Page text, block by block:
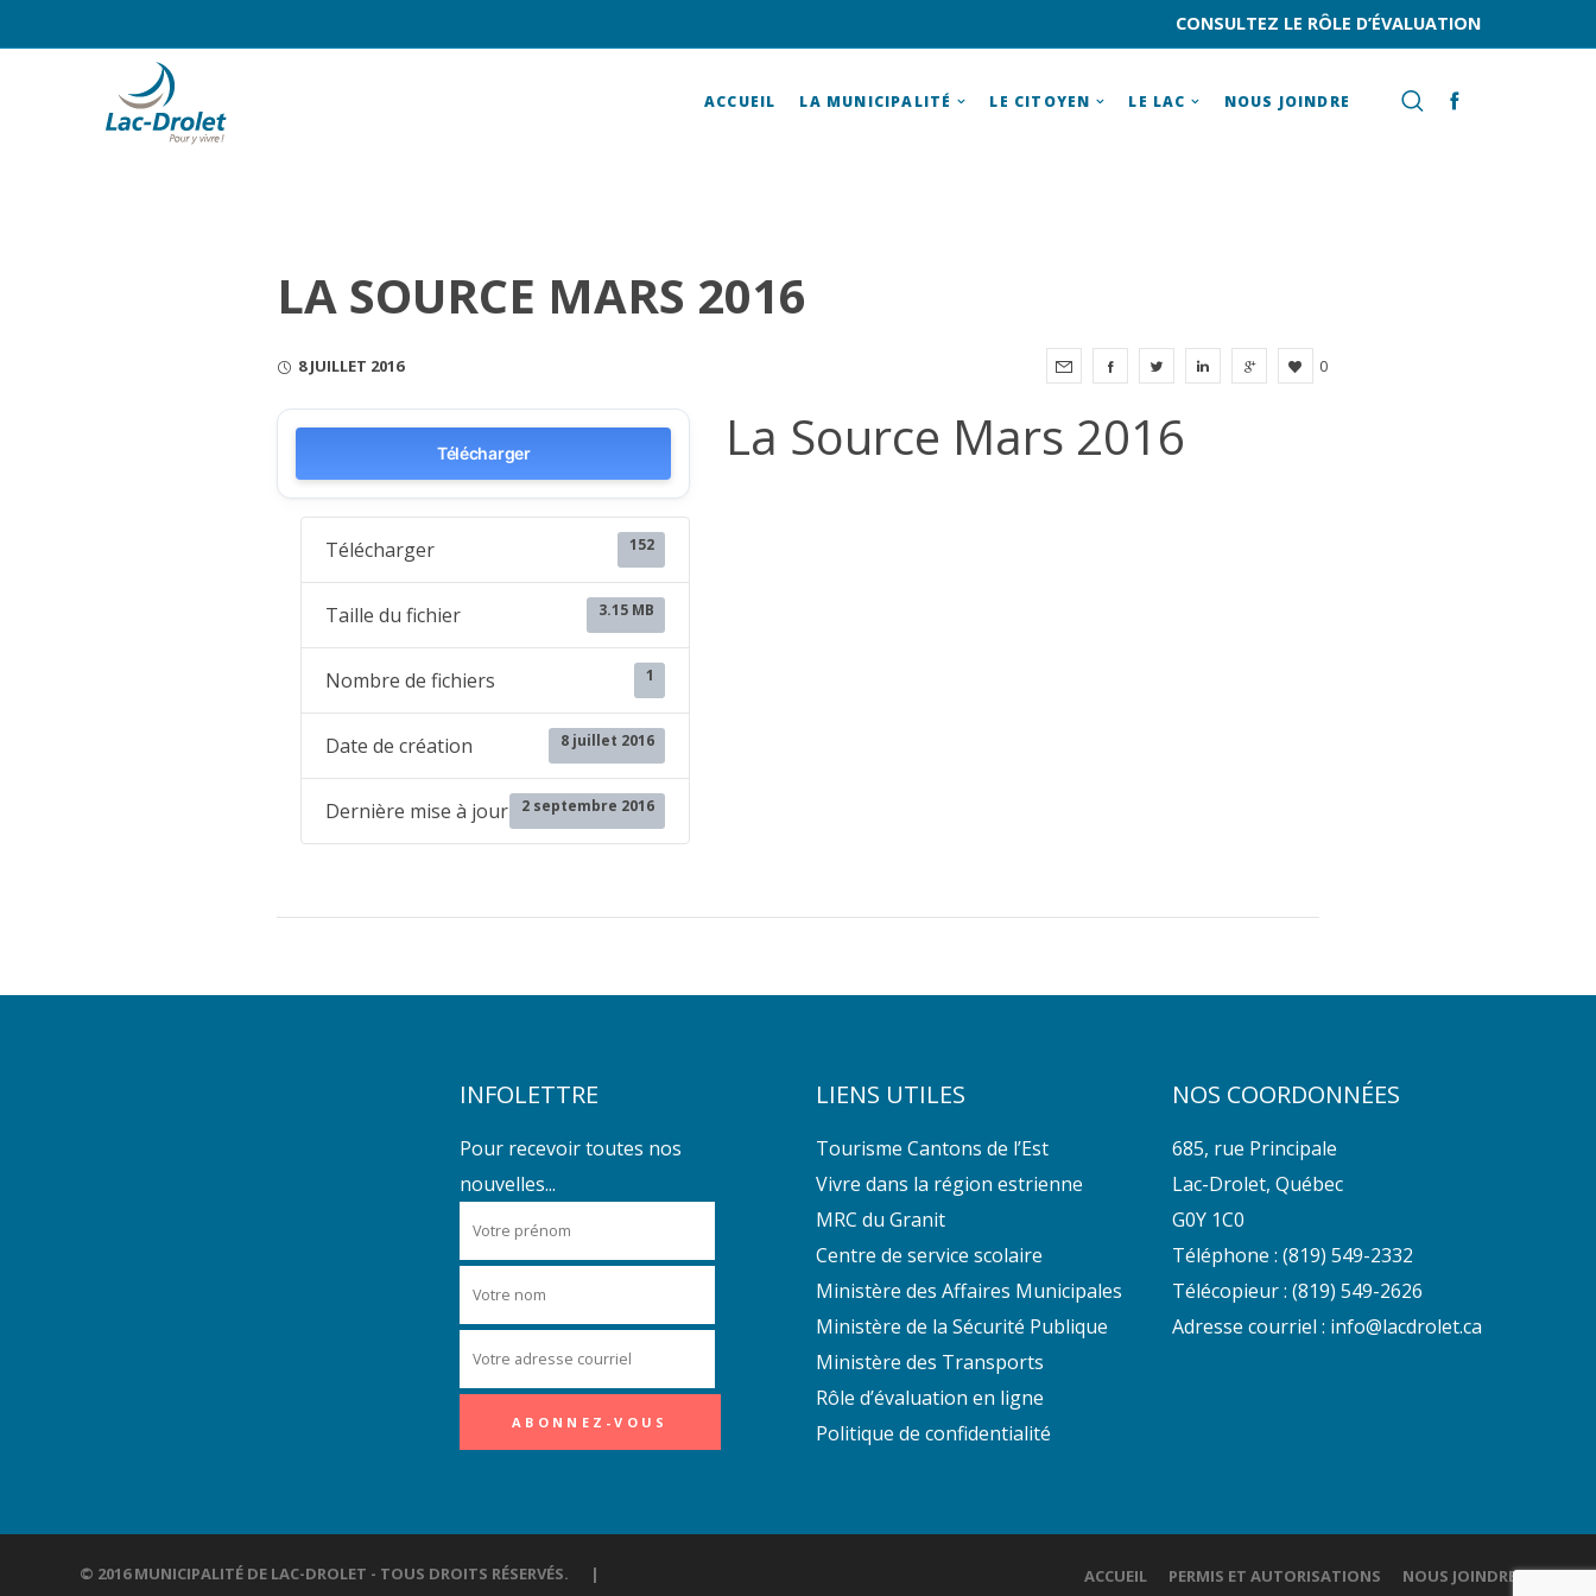
CONSULTEZ LE RÔLE D’ÉVALUATION
ACCUEIL LA MUNICIPALITÉ LE CITOYEN LE LAC NOUS JOINDRE
LA SOURCE MARS 2016
8 JUILLET 2016 0
Télécharger
Télécharger 152
Taille du fichier 3.15 MB
Nombre de fichiers 1
Date de création 8 juillet 2016
Dernière mise à jour 2 septembre 2016
La Source Mars 2016
INFOLETTRE
Pour recevoir toutes nos
nouvelles...
LIENS UTILES
Tourisme Cantons de l’Est
Vivre dans la région estrienne
MRC du Granit
Centre de service scolaire
Ministère des Affaires Municipales
Ministère de la Sécurité Publique
Ministère des Transports
Rôle d’évaluation en ligne
Politique de confidentialité
NOS COORDONNÉES
685, rue Principale
Lac-Drolet, Québec
G0Y 1C0
Téléphone : (819) 549-2332
Télécopieur : (819) 549-2626
Adresse courriel : info@lacdrolet.ca
© 2016 MUNICIPALITÉ DE LAC-DROLET - TOUS DROITS RÉSERVÉS. |
ACCUEIL PERMIS ET AUTORISATIONS NOUS JOINDRE